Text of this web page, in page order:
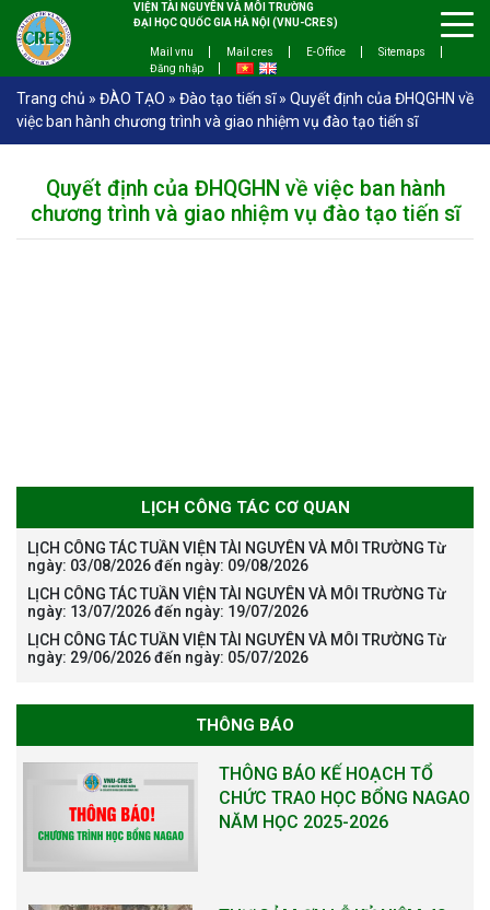
VIỆN TÀI NGUYÊN VÀ MÔI TRƯỜNG
ĐẠI HỌC QUỐC GIA HÀ NỘI (VNU-CRES)
Mail vnu Mail cres E-Office
Sitemaps
Đăng nhập
Trang chủ » ĐÀO TẠO » Đào tạo tiến sĩ» Quyết định của ĐHQGHN về
việc ban hành chương trình và giao nhiệm vụ đào tạo tiến sĩ
Quyết định của ĐHQGHN về việc ban hành
chương trình và giao nhiệm vụ đào tạo tiến sĩ
LỊCH CÔNG TÁC CƠ QUAN
LỊCH CÔNG TÁC TUẦN VIỆN TÀI NGUYÊN VÀ MÔI TRƯỜNG Từ
ngày: 03/08/2026 đến ngày: 09/08/2026
LỊCH CÔNG TÁC TUẦN VIỆN TÀI NGUYÊN VÀ MÔI TRƯỜNG Từ
ngày: 13/07/2026 đến ngày: 19/07/2026
LỊCH CÔNG TÁC TUẦN VIỆN TÀI NGUYÊN VÀ MÔI TRƯỜNG Từ
ngày: 29/06/2026 đến ngày: 05/07/2026
THÔNG BÁO
THÔNG BÁO KẾ HOẠCH TỔ
CHỨC TRAO HỌC BỔNG NAGAO
NĂM HỌC 2025-2026